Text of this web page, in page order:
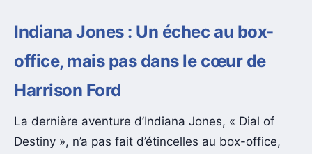
Indiana Jones : Un échec au box-
office, mais pas dans le cœur de
Harrison Ford
La dernière aventure d’Indiana Jones, « Dial of
Destiny », n’a pas fait d’étincelles au box-office,